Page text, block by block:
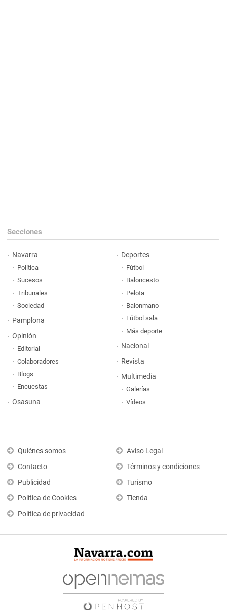
Secciones
Navarra
Política
Sucesos
Tribunales
Sociedad
Pamplona
Opinión
Editorial
Colaboradores
Blogs
Encuestas
Osasuna
Deportes
Fútbol
Baloncesto
Pelota
Balonmano
Fútbol sala
Más deporte
Nacional
Revista
Multimedia
Galerías
Vídeos
Quiénes somos
Contacto
Publicidad
Política de Cookies
Política de privacidad
Aviso Legal
Términos y condiciones
Turismo
Tienda